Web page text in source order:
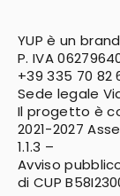
YUP è un
P. IVA
+39 335 70 82
Sede legale
Il progetto è
2021-2027
1.1.3 –
Avviso
di CUP